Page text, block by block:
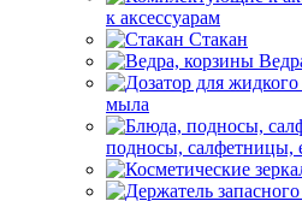
к аксессуарам
Стакан
мыла
подносы, салфетницы,